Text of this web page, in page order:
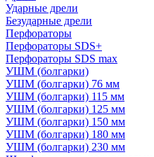
Ударные дрели
Безударные дрели
Перфораторы
Перфораторы SDS+
Перфораторы SDS max
УШМ (болгарки)
УШМ (болгарки) 76 мм
УШМ (болгарки) 115 мм
УШМ (болгарки) 125 мм
УШМ (болгарки) 150 мм
УШМ (болгарки) 180 мм
УШМ (болгарки) 230 мм